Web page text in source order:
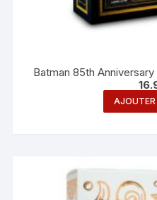
Batman 85th
AJOUTER